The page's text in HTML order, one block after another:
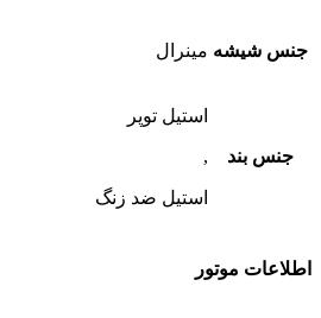
جنس شیشه مینرال
جنس بند
استیل توپر
,
استیل ضد زنگ
اطلاعات موتور